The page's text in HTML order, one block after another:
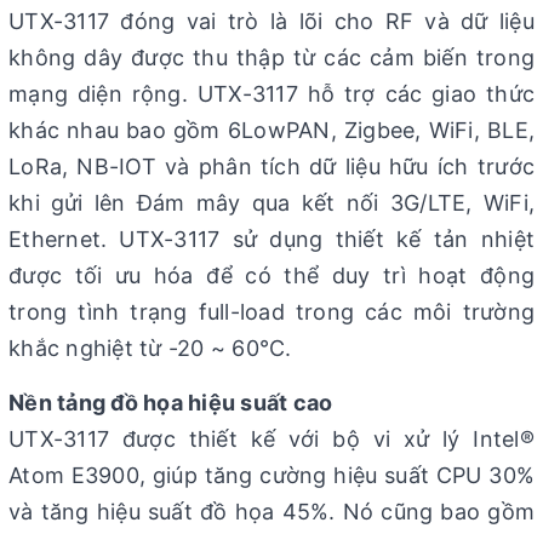
UTX-3117 đóng vai trò là lõi cho RF và dữ liệu
không dây được thu thập từ các cảm biến trong
mạng diện rộng. UTX-3117 hỗ trợ các giao thức
khác nhau bao gồm 6LowPAN, Zigbee, WiFi, BLE,
LoRa, NB-IOT và phân tích dữ liệu hữu ích trước
khi gửi lên Đám mây qua kết nối 3G/LTE, WiFi,
Ethernet. UTX-3117 sử dụng thiết kế tản nhiệt
được tối ưu hóa để có thể duy trì hoạt động
trong tình trạng full-load trong các môi trường
khắc nghiệt từ -20 ~ 60°C.
Nền tảng đồ họa hiệu suất cao
UTX-3117 được thiết kế với bộ vi xử lý Intel®
Atom E3900, giúp tăng cường hiệu suất CPU 30%
và tăng hiệu suất đồ họa 45%. Nó cũng bao gồm